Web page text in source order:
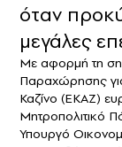
όταν
μεγάλες
Με αφορμή τη
Παραχώρησης για
Καζίνο (ΕΚΑΖ)
Μητροπολιτικό
Υπουργό